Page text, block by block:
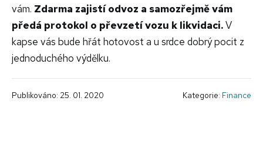
vám. Zdarma zajistí odvoz a samozřejmě vám
předá protokol o převzetí vozu k likvidaci.V
kapse vás bude hřát hotovost a u srdce dobrý pocit z
jednoduchého výdělku.
Publikováno: 25. 01. 2020 Kategorie: Finance